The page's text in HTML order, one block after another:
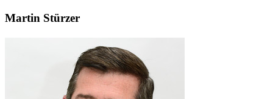
Martin Stürzer